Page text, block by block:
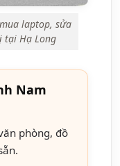
laptop, sửa
tại Hạ Long
Nam
phòng, đồ